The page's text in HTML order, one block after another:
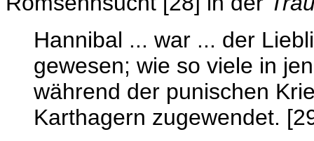
Hannibal ... war ... der
gewesen; wie so viele in
während der punischen
Karthagern zugewendet.